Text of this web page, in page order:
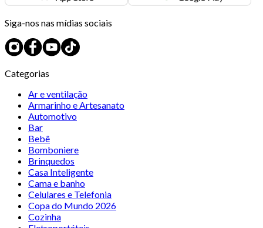
Siga-nos nas mídias sociais
Categorias
Ar e ventilação
Armarinho e Artesanato
Automotivo
Bar
Bebê
Bomboniere
Brinquedos
Casa Inteligente
Cama e banho
Celulares e Telefonia
Copa do Mundo 2026
Cozinha